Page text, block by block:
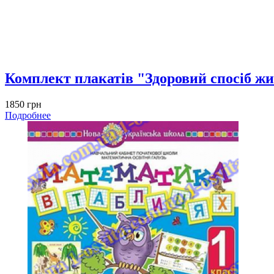
Комплект плакатів "Здоровий спосіб
1850 грн
Подробнее